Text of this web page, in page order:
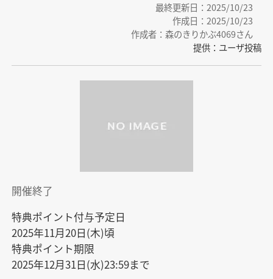
最終更新日：2025/10/23
作成日：2025/10/23
作成者：森のきりかぶ4069さん
提供：ユーザ投稿
開催終了
特典ポイント付与予定日
2025年11月20日(木)頃
特典ポイント期限
2025年12月31日(水)23:59まで